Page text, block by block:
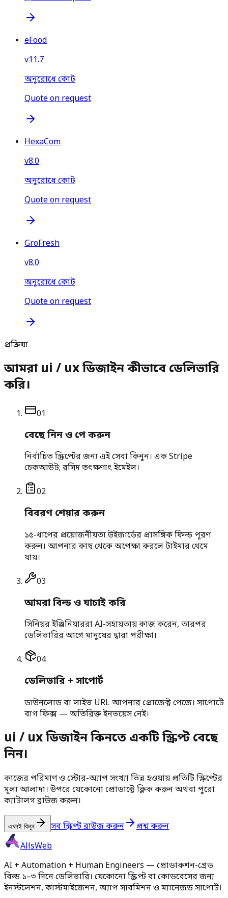
eFood
v11.7
অনুরোধে কোট
Quote on request
HexaCom
v8.0
অনুরোধে কোট
Quote on request
GroFresh
v8.0
অনুরোধে কোট
Quote on request
প্রক্রিয়া
আমরা ui / ux ডিজাইন কীভাবে ডেলিভারি
করি।
01
বেছে নিন ও পে করুন
নির্বাচিত স্ক্রিপ্টের জন্য এই সেবা কিনুন। এক Stripe
চেকআউট; রসিদ তৎক্ষণাৎ ইমেইল।
02
বিবরণ শেয়ার করুন
১৫-ধাপের প্রয়োজনীয়তা উইজার্ডের প্রাসঙ্গিক ফিল্ড পূরণ
করুন। আপনার কাছ থেকে অপেক্ষা করলে টাইমার থেমে
যায়।
03
আমরা বিল্ড ও যাচাই করি
সিনিয়র ইঞ্জিনিয়াররা AI-সহায়তায় কাজ করেন, তারপর
ডেলিভারির আগে মানুষের দ্বারা পরীক্ষা।
04
ডেলিভারি + সাপোর্ট
ডাউনলোড বা লাইভ URL আপনার প্রোজেক্ট পেজে। সাপোর্টে
বাগ ফিক্স — অতিরিক্ত ইনভয়েস নেই।
ui / ux ডিজাইন কিনতে একটি স্ক্রিপ্ট বেছে
নিন।
কাজের পরিমাণ ও স্টোর-অ্যাপ সংখ্যা ভিন্ন হওয়ায় প্রতিটি স্ক্রিপ্টের
মূল্য আলাদা। উপরে যেকোনো প্রোডাক্টে ক্লিক করুন অথবা পুরো
ক্যাটালগ ব্রাউজ করুন।
এখনই কিনুন সব স্ক্রিপ্ট ব্রাউজ করুন
প্রশ্ন করুন
AllsWeb
AI + Automation + Human Engineers — প্রোডাকশন-গ্রেড
বিল্ড ১–৩ দিনে ডেলিভারি। যেকোনো স্ক্রিপ্ট বা কোডবেসের জন্য
ইনস্টলেশন, কাস্টমাইজেশন, অ্যাপ সাবমিশন ও ম্যানেজড সাপোর্ট।